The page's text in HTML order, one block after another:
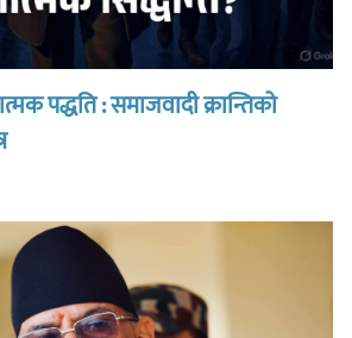
पद्धति : समाजवादी क्रान्तिको